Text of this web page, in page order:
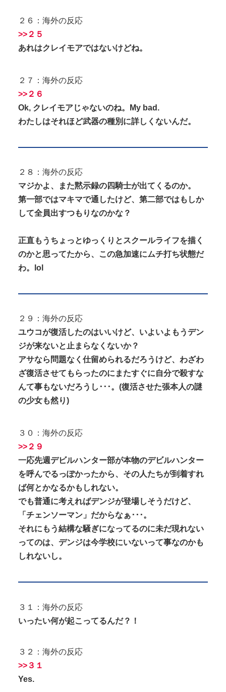
２６：海外の反応
>>２５
あれはクレイモアではないけどね。
２７：海外の反応
>>２６
Ok, クレイモアじゃないのね。My bad.
わたしはそれほど武器の種別に詳しくないんだ。
２８：海外の反応
マジかよ、また黙示録の四騎士が出てくるのか。
第一部ではマキマで通したけど、第二部ではもしか
して全員出すつもりなのかな？
正直もうちょっとゆっくりとスクールライフを描く
のかと思ってたから、この急加速にムチ打ち状態だ
わ。lol
２９：海外の反応
ユウコが復活したのはいいけど、いよいよもうデン
ジが来ないと止まらなくないか？
アサなら問題なく仕留められるだろうけど、わざわ
ざ復活させてもらったのにまたすぐに自分で殺すな
んて事もないだろうし･･･。(復活させた張本人の謎
の少女も然り)
３０：海外の反応
>>２９
一応先週デビルハンター部が本物のデビルハンター
を呼んでるっぽかったから、その人たちが到着すれ
ば何とかなるかもしれない。
でも普通に考えればデンジが登場しそうだけど、
「チェンソーマン」だからなぁ･･･。
それにもう結構な騒ぎになってるのに未だ現れない
ってのは、デンジは今学校にいないって事なのかも
しれないし。
３１：海外の反応
いったい何が起こってるんだ？！
３２：海外の反応
>>３１
Yes.